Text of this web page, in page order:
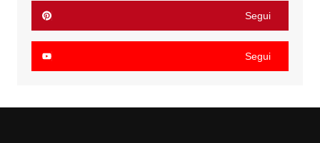
Segui
Segui